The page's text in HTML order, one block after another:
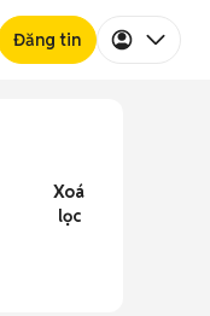
Đăng tin
Xoá
lọc